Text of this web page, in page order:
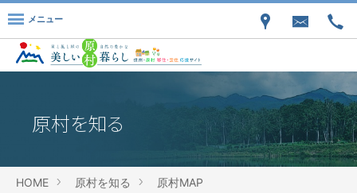
メニュー
原村を知る
HOME 原村を知る 原村MAP